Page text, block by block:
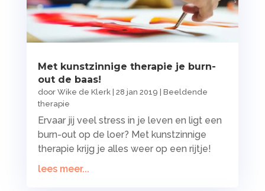
Met kunstzinnige therapie je burn-
out de baas!
door Wike de Klerk| 28 jan 2019 | Beeldende
therapie
Ervaar jij veel stress in je leven en ligt een
burn-out op de loer? Met kunstzinnige
therapie krijg je alles weer op een rijtje!
lees meer...